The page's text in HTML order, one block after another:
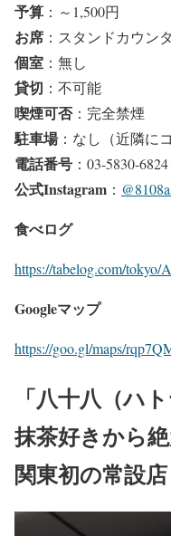
予算 ：～1,500円
お席 ：スタンドカウン
個室 ：無し
貸切 ：不可能
喫煙可否：完全禁煙
駐車場：なし（近隣に
電話番号 ：03-5830-6824
公式Instagram ：
食べログ
https://tabelog.com/tokyo/
Googleマップ
https://goo.gl/maps/
「八十八（ハ
抹茶好きから
関東初の常設店